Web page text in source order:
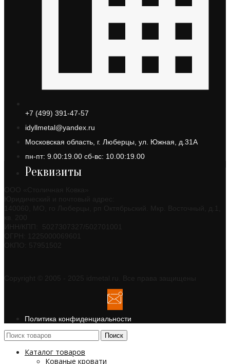
+7 (499) 391-47-57
idyllmetal@yandex.ru
Московская область, г. Люберцы, ул. Южная, д.31А
пн-пт: 9.00:19.00 сб-вс: 10.00:19.00
Реквизиты
Политика конфиденциальности
Поиск
Каталог товаров
Кованые кровати